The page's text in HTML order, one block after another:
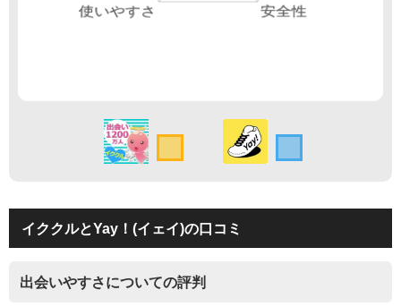
イククルとYay！(イェイ)の口コミ
出会いやすさについての評判